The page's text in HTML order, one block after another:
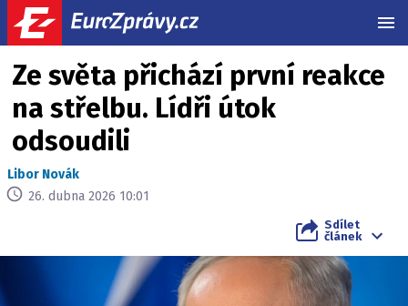
Ze světa přichází první reakce
na střelbu. Lídři útok
odsoudili
Libor Novák
26. dubna 2026 10:01
Sdílet
článek